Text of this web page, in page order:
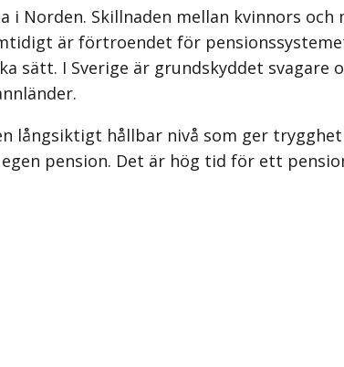
i Norden. Skillnaden mellan kvinnors
är förtroendet för
sätt. I Sverige är grundskyddet
långsiktigt hållbar nivå som ger
pension. Det är hög tid för ett